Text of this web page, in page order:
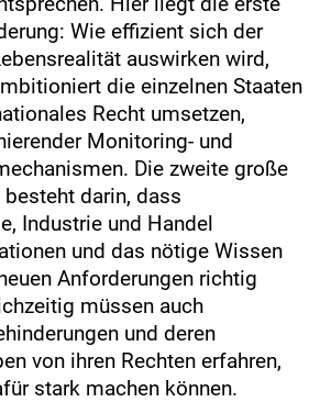
Wie effizient sich der
auswirken wird,
die einzelnen Staaten
Recht umsetzen,
Monitoring- und
Die zweite große
darin, dass
Industrie und Handel
und das nötige Wissen
Anforderungen richtig
müssen auch
und deren
von ihren Rechten erfahren,
stark machen können.